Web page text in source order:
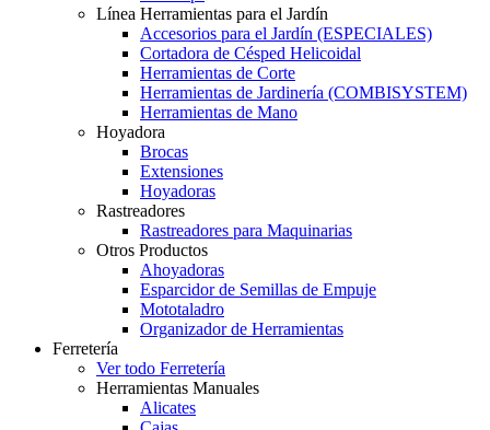
Línea Herramientas para el Jardín
Accesorios para el Jardín (ESPECIALES)
Cortadora de Césped Helicoidal
Herramientas de Corte
Herramientas de Jardinería (COMBISYSTEM)
Herramientas de Mano
Hoyadora
Brocas
Extensiones
Hoyadoras
Rastreadores
Rastreadores para Maquinarias
Otros Productos
Ahoyadoras
Esparcidor de Semillas de Empuje
Mototaladro
Organizador de Herramientas
Ferretería
Ver todo Ferretería
Herramientas Manuales
Alicates